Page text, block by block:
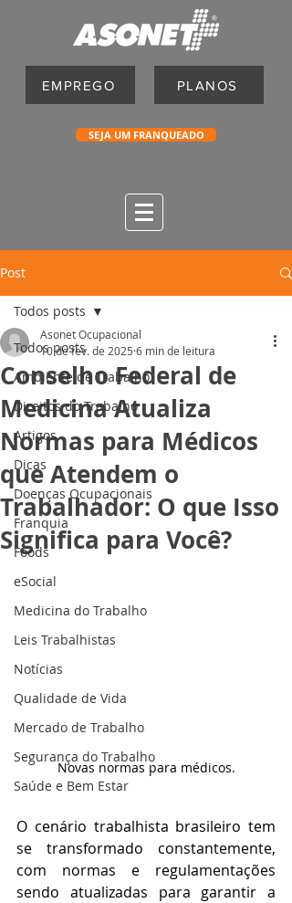
EMPREGO PLANOS
SEJA UM FRANQUEADO
Post
Todos posts
Ambiente de Trabalho
Direitos do Trabalho
Artigos
Dicas
Doenças Ocupacionais
Franquia
Foods
eSocial
Medicina do Trabalho
Leis Trabalhistas
Notícias
Qualidade de Vida
Mercado de Trabalho
Segurança do Trabalho
Saúde e Bem Estar
Todos posts
Conselho Federal de
Medicina Atualiza
Normas para Médicos
que Atendem o
Trabalhador: O que Isso
Significa para Você?
Asonet Ocupacional
10 de fev. de 2025 6 min de leitura
Novas normas para médicos.
O cenário trabalhista brasileiro tem
se transformado constantemente,
com normas e regulamentações
sendo atualizadas para garantir a